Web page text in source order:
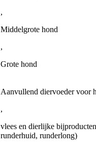
,
Middelgrote hond
,
Grote hond
Aanvullend diervoeder voor
,
vlees en dierlijke
runderhuid, runderlong)